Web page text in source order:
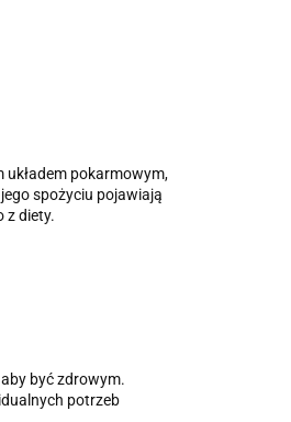
układem pokarmowym,
spożyciu pojawiają
z diety.
być zdrowym.
potrzeb